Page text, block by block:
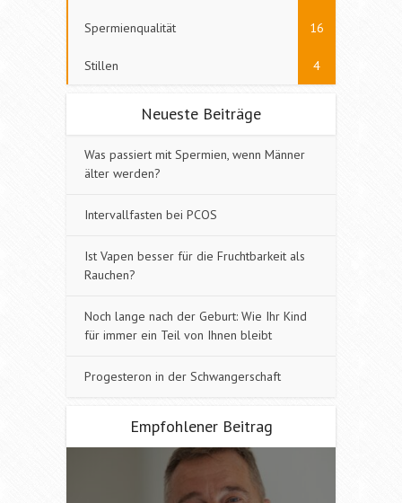
Spermienqualität 16
Stillen 4
Neueste Beiträge
Was passiert mit Spermien, wenn Männer
älter werden?
Intervallfasten bei PCOS
Ist Vapen besser für die Fruchtbarkeit als
Rauchen?
Noch lange nach der Geburt: Wie Ihr Kind
für immer ein Teil von Ihnen bleibt
Progesteron in der Schwangerschaft
Empfohlener Beitrag